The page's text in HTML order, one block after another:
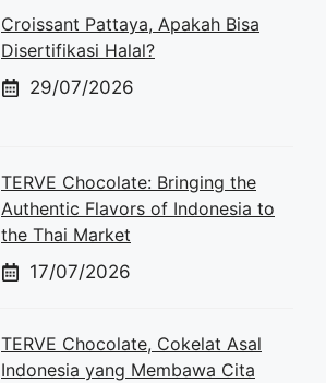
Croissant Pattaya, Apakah Bisa
Disertifikasi Halal?
29/07/2026
TERVE Chocolate: Bringing the
Authentic Flavors of Indonesia to
the Thai Market
17/07/2026
TERVE Chocolate, Cokelat Asal
Indonesia yang Membawa Cita